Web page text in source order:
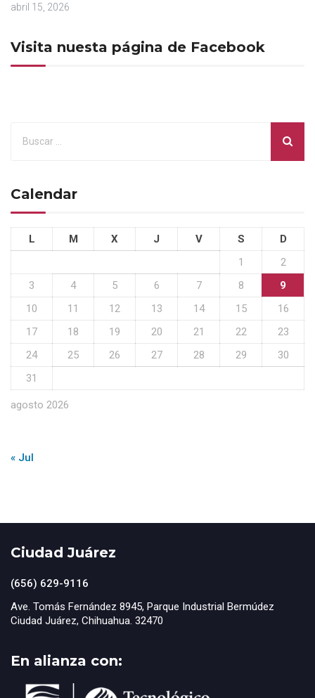
abril 15, 2026
Visita nuesta página de Facebook
Calendar
agosto 2026
L M X J V S
D
1
2
3
4 5 6 7 8
9
10
11 12 13 14 15
16
17
18 19 20 21 22
23
24
25 26 27 28 29
30
31
« Jul
Ciudad Juárez
(656) 629-9116
Ave. Tomás Fernández 8945, Parque Industrial Bermúdez
Ciudad Juárez, Chihuahua. 32470
En alianza con: